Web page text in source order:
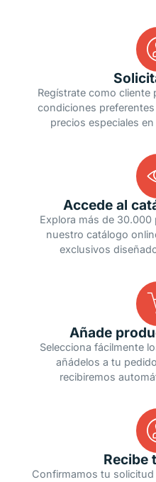
Regístrate como cliente
condiciones
precios especiales
Accede al
Explora más de
nuestro catálogo
exclusivos
Añade
Selecciona fácilmente
añádelos a tu
recibiremos
Recibe
Confirmamos tu